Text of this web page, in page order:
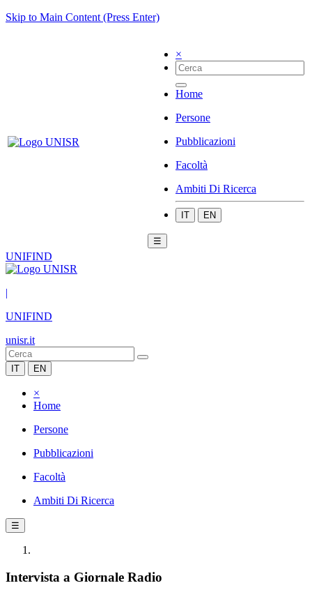
Skip to Main Content (Press Enter)
×
Home
Persone
Pubblicazioni
Facoltà
Ambiti Di Ricerca
IT EN
☰
UNIFIND
|
UNIFIND
unisr.it
IT EN
×
Home
Persone
Pubblicazioni
Facoltà
Ambiti Di Ricerca
☰
Intervista a Giornale Radio